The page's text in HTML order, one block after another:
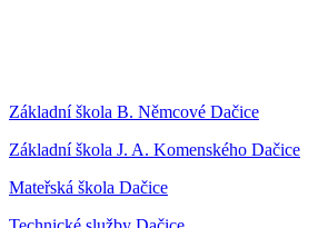
Základní škola B. Němcové Dačice
Základní škola J. A. Komenského Dačice
Mateřská škola Dačice